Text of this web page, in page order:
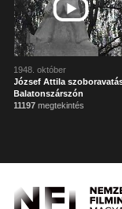
1948. október
József Attila
Balatonszárszón
11197 megtekintés